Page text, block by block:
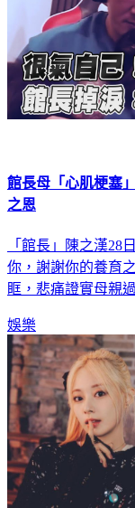
館長母「心肌梗塞
之恩
「館長」陳之漢28
你，謝謝你的養育
眶，悲痛證實母親
娛樂